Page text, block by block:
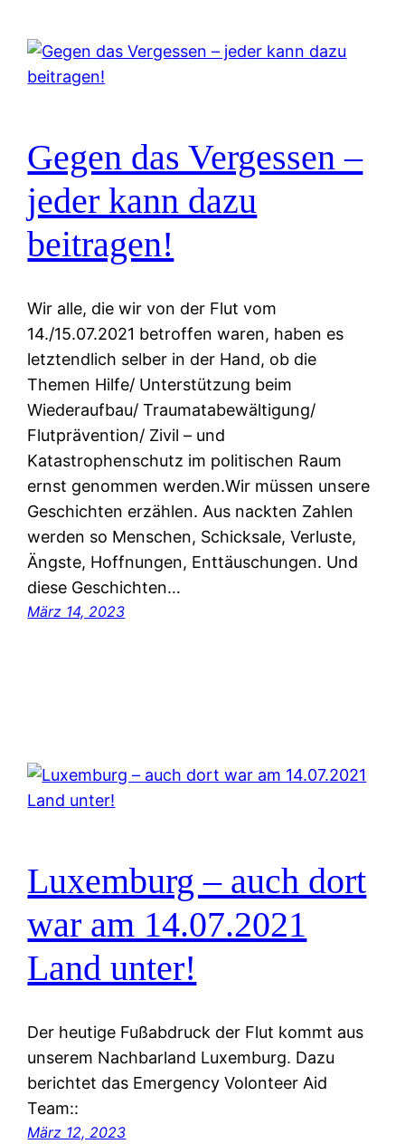
Gegen das Vergessen –
jeder kann dazu
beitragen!
Wir alle, die wir von der Flut vom
14./15.07.2021 betroffen waren, haben es
letztendlich selber in der Hand, ob die
Themen Hilfe/ Unterstützung beim
Wiederaufbau/ Traumatabewältigung/
Flutprävention/ Zivil – und
Katastrophenschutz im politischen Raum
ernst genommen werden.Wir müssen unsere
Geschichten erzählen. Aus nackten Zahlen
werden so Menschen, Schicksale, Verluste,
Ängste, Hoffnungen, Enttäuschungen. Und
diese Geschichten…
März 14, 2023
Luxemburg – auch dort
war am 14.07.2021
Land unter!
Der heutige Fußabdruck der Flut kommt aus
unserem Nachbarland Luxemburg. Dazu
berichtet das Emergency Volonteer Aid
Team::
März 12, 2023